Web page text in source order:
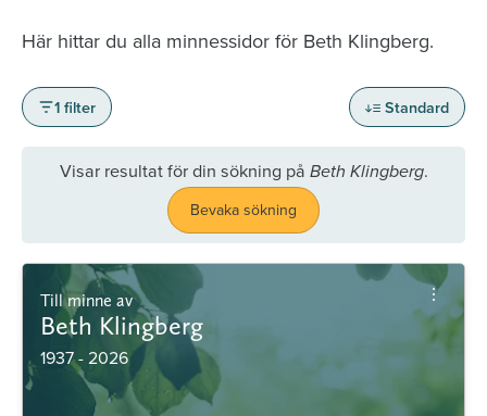
Här hittar du alla minnessidor för Beth Klingberg.
1 filter Standard
Visar resultat för din sökning på Beth Klingberg.
Bevaka sökning
Till minne av
Beth Klingberg
1937 - 2026